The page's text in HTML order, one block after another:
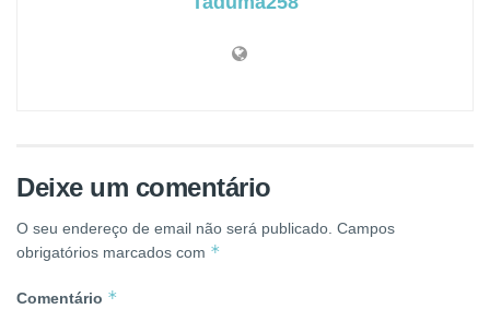
Deixe um comentário
O seu endereço de email não será publicado. Campos
obrigatórios marcados com *
Comentário *